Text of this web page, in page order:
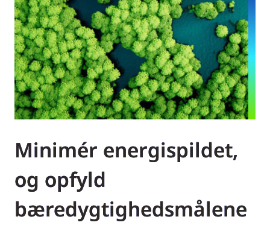
Minimér energispildet,
og opfyld
bæredygtighedsmålene